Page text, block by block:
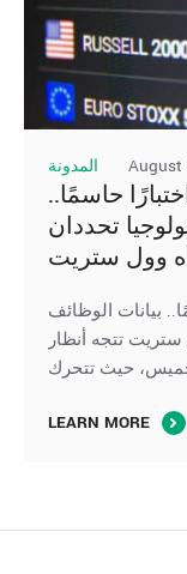
المدونة August
حاسمًا..
تحددان
وول ستريت
بيانات الوظائف
تتجه أنظار
حيث تتحرك
بينما تواصل أسهم
LEARN MORE